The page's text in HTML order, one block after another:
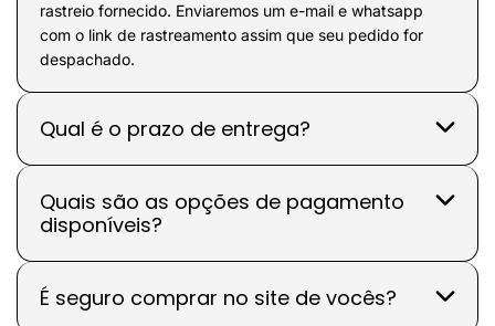
rastreio fornecido. Enviaremos um e-mail e whatsapp
com o link de rastreamento assim que seu pedido for
despachado.
Qual é o prazo de entrega?
Quais são as opções de pagamento
disponíveis?
É seguro comprar no site de vocês?